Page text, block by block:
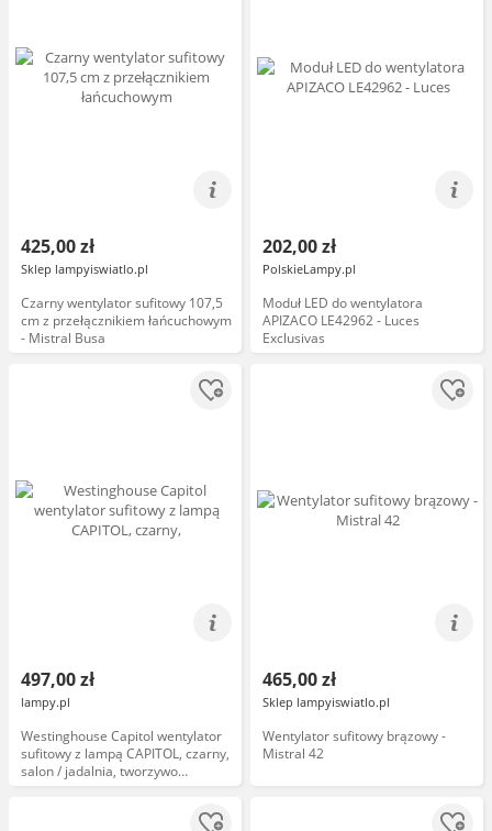
425,00 zł
Sklep lampyiswiatlo.pl
Czarny wentylator sufitowy 107,5
cm z przełącznikiem łańcuchowym
- Mistral Busa
202,00 zł
PolskieLampy.pl
Moduł LED do wentylatora
APIZACO LE42962 - Luces
Exclusivas
497,00 zł
lampy.pl
Westinghouse Capitol wentylator
sufitowy z lampą CAPITOL, czarny,
salon / jadalnia, tworzywo
sztuczne, nowoczesny
465,00 zł
Sklep lampyiswiatlo.pl
Wentylator sufitowy brązowy -
Mistral 42